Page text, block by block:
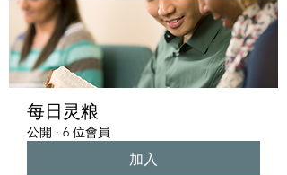
每日灵粮
公開 · 6 位會員
加入